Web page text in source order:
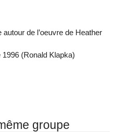
de l’oeuvre de Heather
(Ronald Klapka)
groupe